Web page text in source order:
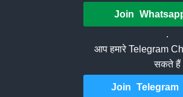
Join
.
आप हमारे Telegram
सकते हैं
Join Telegram